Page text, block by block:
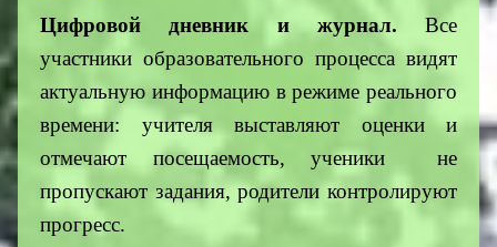
Цифровой дневник и журнал. Все
участники образовательного процесса видят
актуальную информацию в режиме реального
времени: учителя выставляют оценки и
отмечают посещаемость, ученики не
пропускают задания, родители контролируют
прогресс.